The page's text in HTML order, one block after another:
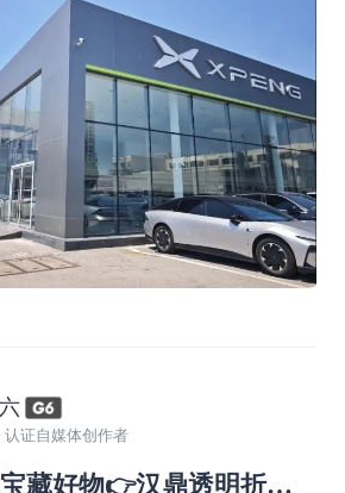
特别需要空调，检查完制
认证自媒体创作者
藏好物👉汉鼎透明折叠